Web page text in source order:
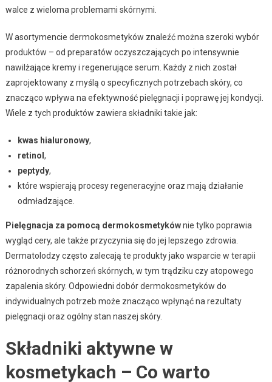
walce z wieloma problemami skórnymi.
W asortymencie dermokosmetyków znaleźć można szeroki wybór
produktów – od preparatów oczyszczających po intensywnie
nawilżające kremy i regenerujące serum. Każdy z nich został
zaprojektowany z myślą o specyficznych potrzebach skóry, co
znacząco wpływa na efektywność pielęgnacji i poprawę jej kondycji.
Wiele z tych produktów zawiera składniki takie jak:
kwas hialuronowy,
retinol ,
peptydy,
które wspierają procesy regeneracyjne oraz mają działanie
odmładzające.
Pielęgnacja za pomocą dermokosmetykównie tylko poprawia
wygląd cery, ale także przyczynia się do jej lepszego zdrowia.
Dermatolodzy często zalecają te produkty jako wsparcie w terapii
różnorodnych schorzeń skórnych, w tym trądziku czy atopowego
zapalenia skóry. Odpowiedni dobór dermokosmetyków do
indywidualnych potrzeb może znacząco wpłynąć na rezultaty
pielęgnacji oraz ogólny stan naszej skóry.
Składniki aktywne w
kosmetykach – Co warto